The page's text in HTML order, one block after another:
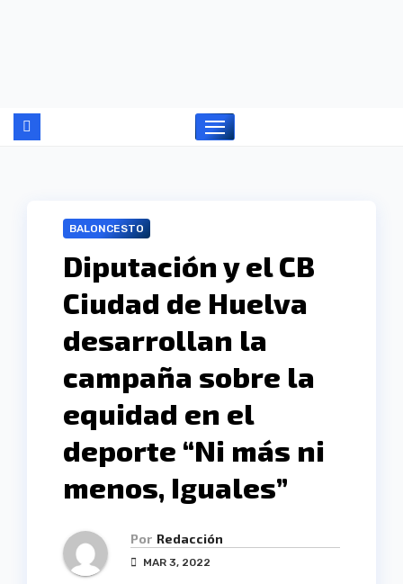
BALONCESTO
Diputación y el CB
Ciudad de Huelva
desarrollan la
campaña sobre la
equidad en el
deporte “Ni más ni
menos, Iguales”
Por Redacción
MAR 3, 2022